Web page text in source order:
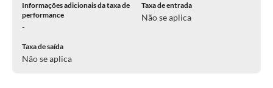
Informações adicionais da taxa de
performance
-
Taxa de entrada
Não se aplica
Taxa de saída
Não se aplica